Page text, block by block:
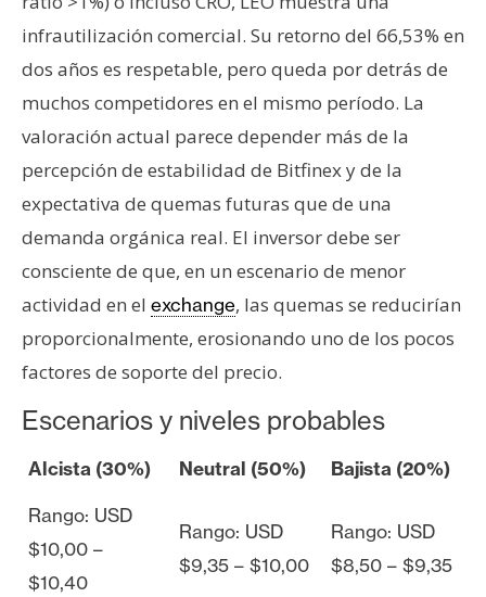
infrautilización comercial. Su retorno del 66,53% en
dos años es respetable, pero queda por detrás de
muchos competidores en el mismo período. La
valoración actual parece depender más de la
percepción de estabilidad de Bitfinex y de la
expectativa de quemas futuras que de una
demanda orgánica real. El inversor debe ser
consciente de que, en un escenario de menor
actividad en el exchange, las quemas se reducirían
proporcionalmente, erosionando uno de los pocos
factores de soporte del precio.
Escenarios y niveles probables
Alcista (30%) Neutral (50%) Bajista (20%)
Rango: USD
$10,00 –
$10,40
Rango: USD
$9,35 – $10,00
Rango: USD
$8,50 – $9,35